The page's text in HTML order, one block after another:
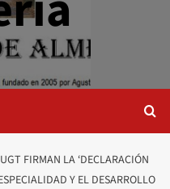
FIRMAN LA ‘DECLARACIÓN
Y EL DESARROLLO